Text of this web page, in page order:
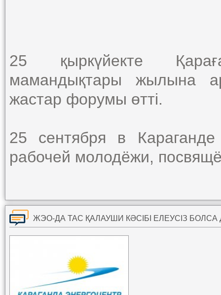
25 қыркүйекте
мамандықтары жылына
жастар форумы өтті.
25 сентября в
рабочей молодёжи,
ЖЭО-ДА ТАС ҚАЛАУШИ КӘСІБІ ЕЛЕУСІЗ